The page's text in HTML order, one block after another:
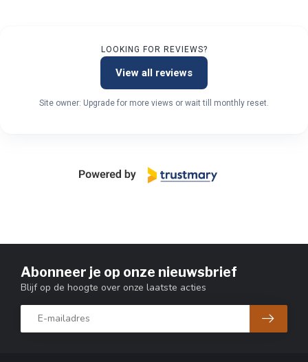
LOOKING FOR REVIEWS?
View all reviews
Site owner: Upgrade for more views or wait till monthly reset.
Abonneer je op onze nieuwsbrief
Blijf op de hoogte over onze laatste acties